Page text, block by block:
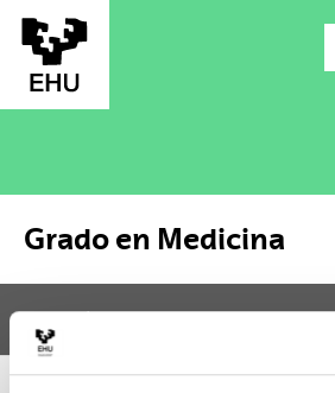
Saltar al contenido principal
Grado en Medicina
Grado en Medicina
Menú